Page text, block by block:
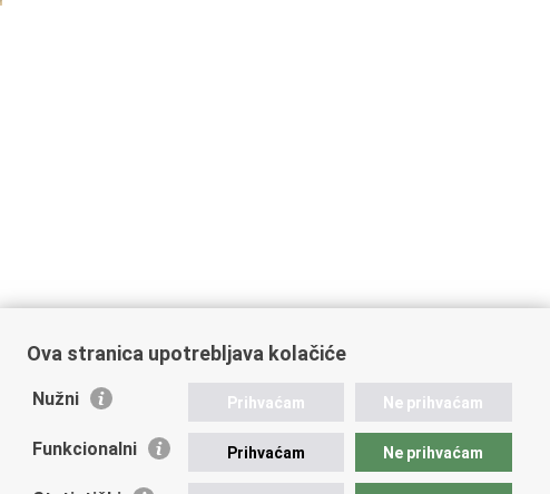
Ova stranica upotrebljava kolačiće
Nužni Prihvaćam Ne prihvaćam
Funkcionalni Prihvaćam Ne prihvaćam